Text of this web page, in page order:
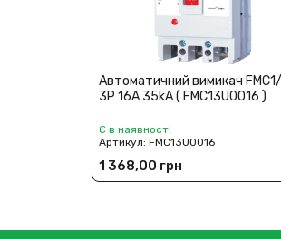
Автоматичний вимикач
3P 16A 35kA ( FMC13U0016 )
Є в наявності
Артикул:FMC13U0016
1 368,00 грн